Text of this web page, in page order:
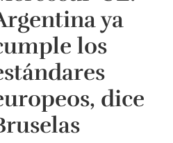
ya
los
dice